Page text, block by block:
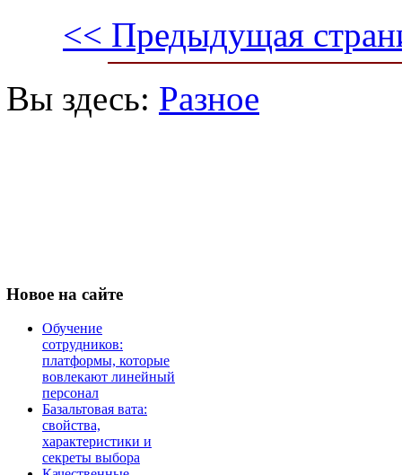
<< Предыдущая
Вы здесь: Разное
Новое на сайте
Обучение
сотрудников:
платформы, которые
вовлекают линейный
персонал
Базальтовая вата:
свойства,
характеристики и
секреты выбора